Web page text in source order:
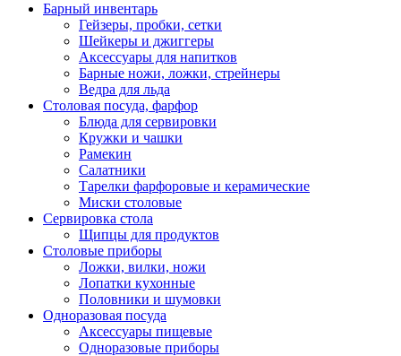
Барный инвентарь
Гейзеры, пробки, сетки
Шейкеры и джиггеры
Аксессуары для напитков
Барные ножи, ложки, стрейнеры
Ведра для льда
Столовая посуда, фарфор
Блюда для сервировки
Кружки и чашки
Рамекин
Салатники
Тарелки фарфоровые и керамические
Миски столовые
Сервировка стола
Щипцы для продуктов
Столовые приборы
Ложки, вилки, ножи
Лопатки кухонные
Половники и шумовки
Одноразовая посуда
Аксессуары пищевые
Одноразовые приборы